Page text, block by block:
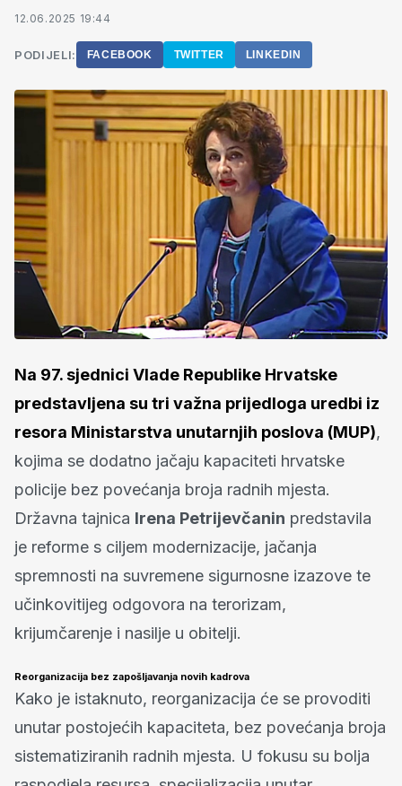
12.06.2025 19:44
PODIJELI: FACEBOOK TWITTER LINKEDIN
Na 97. sjednici Vlade Republike Hrvatske
predstavljena su tri važna prijedloga uredbi iz
resora Ministarstva unutarnjih poslova (MUP),
kojima se dodatno jačaju kapaciteti hrvatske
policije bez povećanja broja radnih mjesta.
Državna tajnica Irena Petrijevčanin predstavila
je reforme s ciljem modernizacije, jačanja
spremnosti na suvremene sigurnosne izazove te
učinkovitijeg odgovora na terorizam,
krijumčarenje i nasilje u obitelji.
Reorganizacija bez zapošljavanja novih kadrova
Kako je istaknuto, reorganizacija će se provoditi
unutar postojećih kapaciteta, bez povećanja broja
sistematiziranih radnih mjesta. U fokusu su bolja